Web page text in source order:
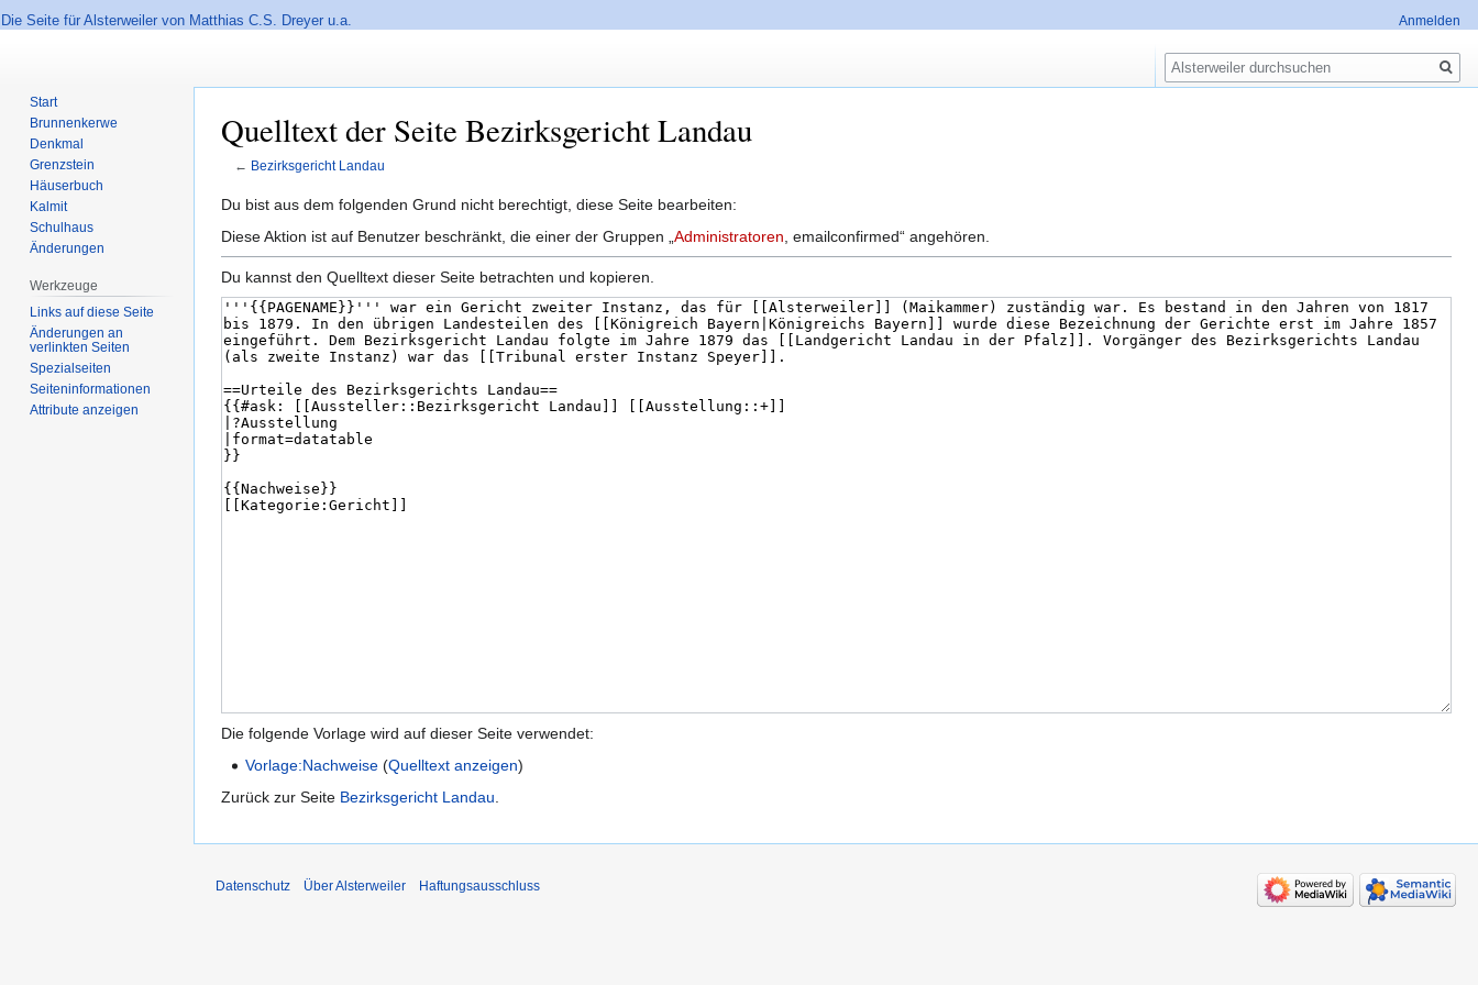
Die Seite für Alsterweiler von Matthias C.S. Dreyer u.a.
Quelltext der Seite Bezirksgericht Landau
← Bezirksgericht Landau
Zur
Navigation
Zur
Suche
Du bist aus dem folgenden Grund nicht berechtigt, diese Seite bearbeiten:
Diese Aktion ist auf Benutzer beschränkt, die einer der Gruppen „ Administratoren , emailconfirmed“ angehören.
Du kannst den Quelltext dieser Seite betrachten und kopieren.
Die folgende Vorlage wird auf dieser Seite verwendet:
Vorlage:Nachweise (Quelltext anzeigen)
Zurück zur Seite Bezirksgericht Landau.
Anmelden
Suche
Start
Brunnenkerwe
Denkmal
Grenzstein
Häuserbuch
Kalmit
Schulhaus
Änderungen
Werkzeuge
Links auf diese Seite
Änderungen an
verlinkten Seiten
Spezialseiten
Seiten­informationen
Attribute anzeigen
Datenschutz Über Alsterweiler Haftungsausschluss